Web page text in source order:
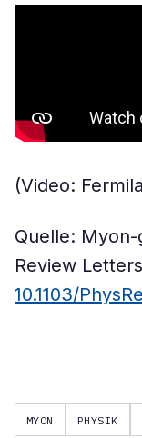
(Video:
Quelle:
Review
10.1103/
MYON PHYSIK